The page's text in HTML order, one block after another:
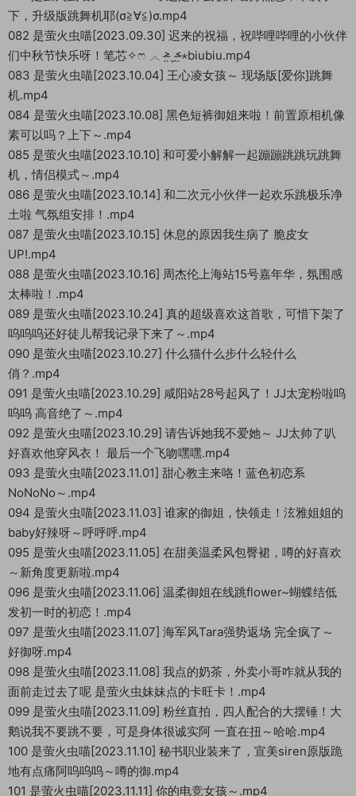
下，升级版跳舞机耶(σ≧∀≦)σ.mp4
082 是萤火虫喵[2023.09.30] 迟来的祝福，祝哔哩哔哩的小伙伴
们中秋节快乐呀！笔芯✧ෆ◞◟˃̶̤⌄˂̶̤⋆biubiu.mp4
083 是萤火虫喵[2023.10.04] 王心凌女孩～ 现场版[爱你]跳舞
机.mp4
084 是萤火虫喵[2023.10.08] 黑色短裤御姐来啦！前置原相机像
素可以吗？上下～.mp4
085 是萤火虫喵[2023.10.10] 和可爱小解解一起蹦蹦跳跳玩跳舞
机，情侣模式～.mp4
086 是萤火虫喵[2023.10.14] 和二次元小伙伴一起欢乐跳极乐净
土啦 气氛组安排！.mp4
087 是萤火虫喵[2023.10.15] 休息的原因我生病了 脆皮女
UP!.mp4
088 是萤火虫喵[2023.10.16] 周杰伦上海站15号嘉年华，氛围感
太棒啦！.mp4
089 是萤火虫喵[2023.10.24] 真的超级喜欢这首歌，可惜下架了
呜呜呜还好徒儿帮我记录下来了～.mp4
090 是萤火虫喵[2023.10.27] 什么猫什么步什么轻什么
俏？.mp4
091 是萤火虫喵[2023.10.29] 咸阳站28号起风了！JJ太宠粉啦呜
呜呜 高音绝了～.mp4
092 是萤火虫喵[2023.10.29] 请告诉她我不爱她～ JJ太帅了叭
好喜欢他穿风衣！ 最后一个飞吻嘿嘿.mp4
093 是萤火虫喵[2023.11.01] 甜心教主来咯！蓝色初恋系
NoNoNo～.mp4
094 是萤火虫喵[2023.11.03] 谁家的御姐，快领走！泫雅姐姐的
baby好辣呀～呼呼呼.mp4
095 是萤火虫喵[2023.11.05] 在甜美温柔风包臀裙，噂的好喜欢
～新角度更新啦.mp4
096 是萤火虫喵[2023.11.06] 温柔御姐在线跳flower~蝴蝶结低
发初一时的初恋！.mp4
097 是萤火虫喵[2023.11.07] 海军风Tara强势返场 完全疯了～
好御呀.mp4
098 是萤火虫喵[2023.11.08] 我点的奶茶，外卖小哥咋就从我的
面前走过去了呢 是萤火虫妹妹点的卡旺卡！.mp4
099 是萤火虫喵[2023.11.09] 粉丝直拍，四人配合的大摆锤！大
鹅说我不要跳不要，可是身体很诚实阿 一直在扭～哈哈.mp4
100 是萤火虫喵[2023.11.10] 秘书职业装来了，宣美siren原版跪
地有点痛阿呜呜呜～噂的御.mp4
101 是萤火虫喵[2023.11.11] 你的电竞女孩～.mp4